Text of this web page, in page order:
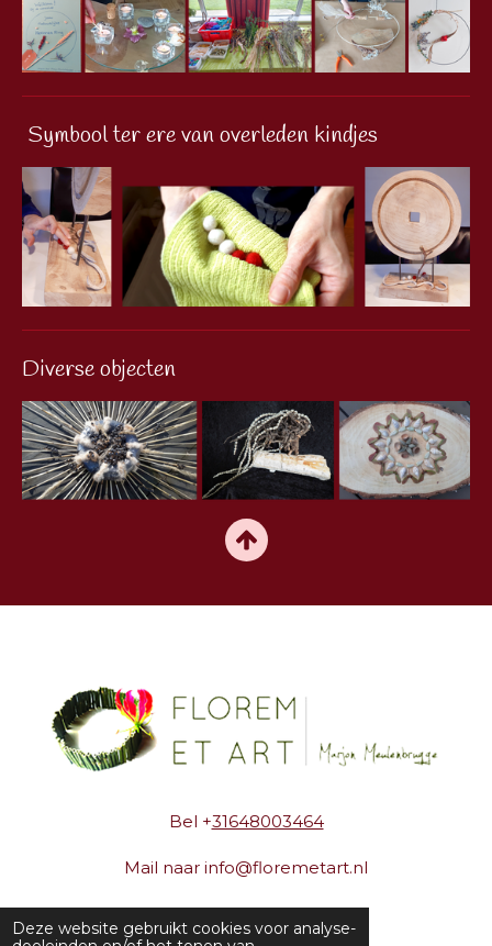
Deze website gebruikt cookies voor analyse-
Symbool ter ere van overleden kindjes
Diverse objecten
Bel +31648003464
Mail naar info@floremetart.nl
Florem et Art